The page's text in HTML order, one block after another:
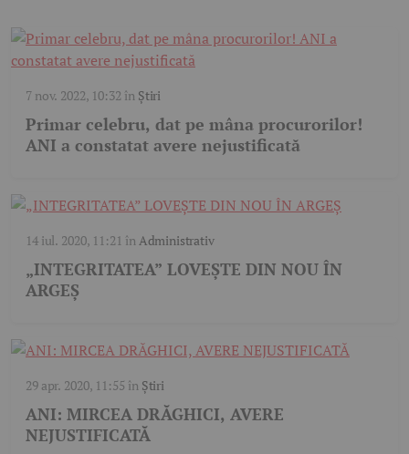
7 nov. 2022, 10:32 în Știri
Primar celebru, dat pe mâna procurorilor!
ANI a constatat avere nejustificată
14 iul. 2020, 11:21 înAdministrativ
„INTEGRITATEA” LOVEȘTE DIN NOU ÎN
ARGEȘ
29 apr. 2020, 11:55 în Știri
ANI: MIRCEA DRĂGHICI, AVERE
NEJUSTIFICATĂ